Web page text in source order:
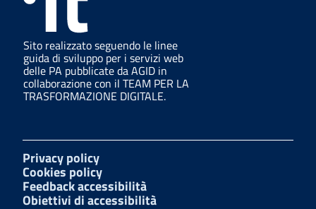
Sito realizzato seguendo le linee
guida di sviluppo per i servizi web
delle PA pubblicate da AGID in
collaborazione con il TEAM PER LA
TRASFORMAZIONE DIGITALE.
Privacy policy
Cookies policy
Feedback accessibilità
Obiettivi di accessibilità